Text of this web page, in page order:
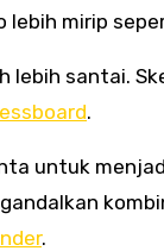
lebih mirip
lebih santai.
.
untuk
.